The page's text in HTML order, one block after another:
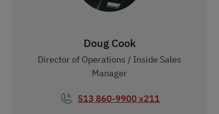
Doug Cook
Director of Operations / Inside Sales
Manager
513 860-9900 x211